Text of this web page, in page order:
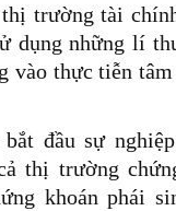
trường tài
dụng những lí
vào thực tiễn
đầu sự
thị trường
khoán phái